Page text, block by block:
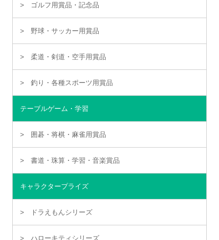
ゴルフ用賞品・記念品
野球・サッカー用賞品
柔道・剣道・空手用賞品
釣り・各種スポーツ用賞品
テーブルゲーム・学習
囲碁・将棋・麻雀用賞品
書道・珠算・学習・音楽賞品
キャラクタープライズ
ドラえもんシリーズ
ハローキティシリーズ